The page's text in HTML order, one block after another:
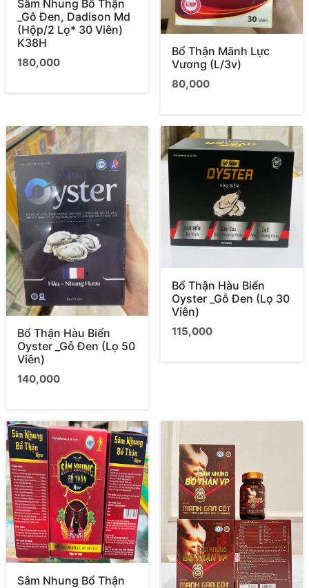
Sâm Nhung Bổ Thận
_Gỗ Đen, Dadison Md
(Hộp/2 Lọ* 30 Viên)
K38H
180,000
Bổ Thận Mãnh Lực
Vương (L/3v)
80,000
Bổ Thận Hàu Biển
Oyster _Gỗ Đen (Lọ 50
Viên)
140,000
Bổ Thận Hàu Biển
Oyster _Gỗ Đen (Lọ 30
Viên)
115,000
Sâm Nhung Bổ Thận